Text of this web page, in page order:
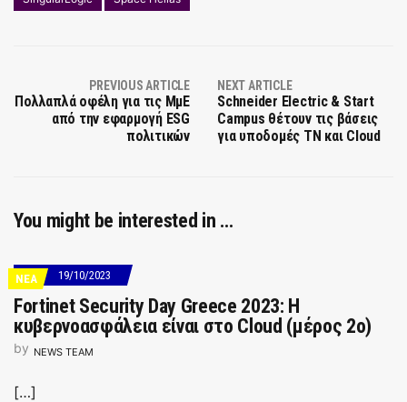
PREVIOUS ARTICLE
Πολλαπλά οφέλη για τις ΜμΕ
από την εφαρμογή ESG
πολιτικών
NEXT ARTICLE
Schneider Electric & Start
Campus θέτουν τις βάσεις
για υποδομές ΤΝ και Cloud
You might be interested in …
ΝΕΑ 19/10/2023
Fortinet Security Day Greece 2023: Η
κυβερνοασφάλεια είναι στο Cloud (μέρος 2ο)
by NEWS TEAM
[…]